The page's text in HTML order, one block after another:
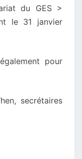
du GES >
le 31 janvier
pour
secrétaires